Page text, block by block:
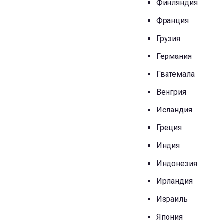
Финляндия
Франция
Грузия
Германия
Гватемала
Венгрия
Исландия
Греция
Индия
Индонезия
Ирландия
Израиль
Япония